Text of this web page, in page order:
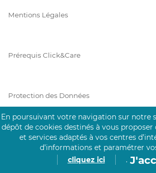
Mentions Légales
Prérequis Click&Care
Protection des Données
Vie Privée
En poursuivant votre navigation sur notre
dépôt de cookies destinés à vous
et services adaptés à vos centres
d’informations et paramétrer
cliquez ici
.